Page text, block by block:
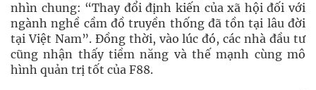
nhìn chung: “Thay đổi định kiến của xã hội đối với
ngành nghề cầm đồ truyền thống đã tồn tại lâu đời
tại Việt Nam”. Đồng thời, vào lúc đó, các nhà đầu tư
cũng nhận thấy tiềm năng và thế mạnh cùng mô
hình quản trị tốt của F88.